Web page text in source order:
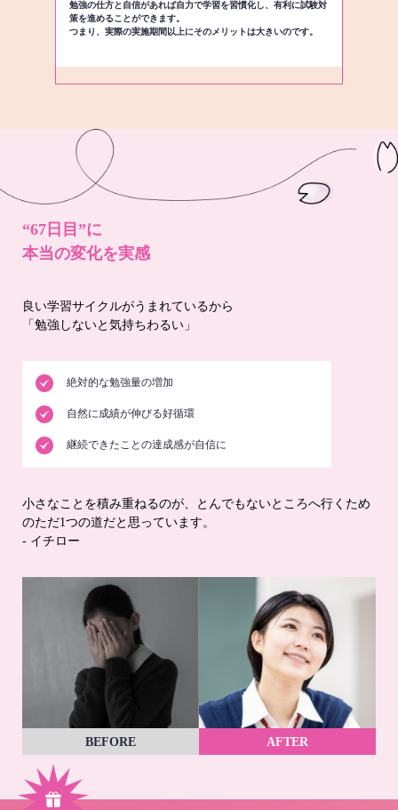
勉強の仕方と自信があれば自力で学習を習慣化し、有利に試験対
策を進めることができます。
つまり、実際の実施期間以上にそのメリットは大きいのです。
“67日目”に
本当の変化を実感
良い学習サイクルがうまれているから
「勉強しないと気持ちわるい」
絶対的な勉強量の増加
自然に成績が伸びる好循環
継続できたことの達成感が自信に
小さなことを積み重ねるのが、とんでもないところへ行くため
のただ1つの道だと思っています。
- イチロー
BEFORE AFTER